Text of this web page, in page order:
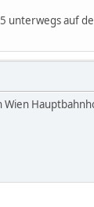
unterwegs auf
Wien